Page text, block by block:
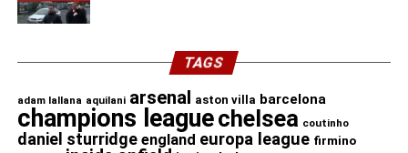
TAGS
adam lallana aquilani arsenal aston villa barcelona
champions leaguechelsea coutinho
daniel sturridge england europa league firmino